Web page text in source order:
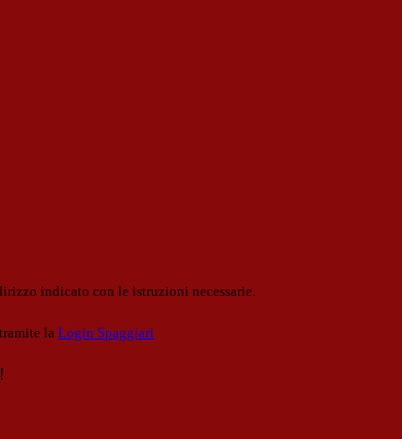
indicato con le istruzioni necessarie.
la Login Spaggiari